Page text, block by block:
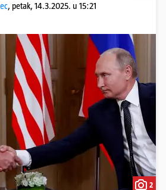
, petak, 14.3.2025. u 15:21
2